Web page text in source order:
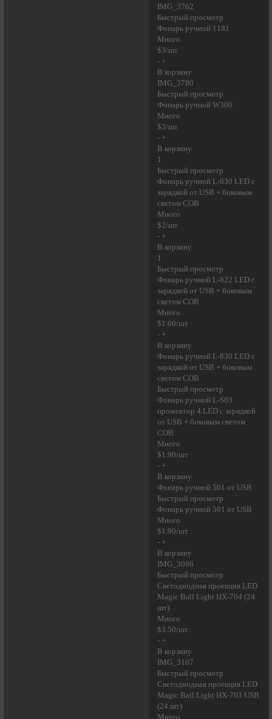
IMG_3762
Быстрый просмотр
Фонарь ручной 1181
Много
$3/шт
- +
В корзину
IMG_3780
Быстрый просмотр
Фонарь ручной W300
Много
$3/шт
- +
В корзину
1
Быстрый просмотр
Фонарь ручной L-830 LED с
зарядкой от USB + боковым
светом COB
Много
$2/шт
- +
В корзину
1
Быстрый просмотр
Фонарь ручной L-822 LED с
зарядкой от USB + боковым
светом COB
Много
$1.60/шт
- +
В корзину
Фонарь ручной L-830 LED с
зарядкой от USB + боковым
светом COB
Быстрый просмотр
Фонарь ручной L-S03
прожектор 4 LED с зарядкой
от USB + боковым светом
COB
Много
$1.90/шт
- +
В корзину
Фонарь ручной 501 от USB
Быстрый просмотр
Фонарь ручной 501 от USB
Много
$1.90/шт
- +
В корзину
IMG_3086
Быстрый просмотр
Светодиодная проекция LED
Magic Ball Light HX-704 (24
шт)
Много
$3.50/шт
- +
В корзину
IMG_3107
Быстрый просмотр
Светодиодная проекция LED
Magic Ball Light HX-703 USB
(24 шт)